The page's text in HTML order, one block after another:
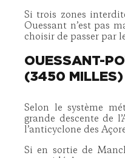
Si trois zones
Ouessant n’est pas
choisir de passer par
OUESSANT-
(3450 MILLES)
Selon le système
grande descente de
l’anticyclone des
Si en sortie de